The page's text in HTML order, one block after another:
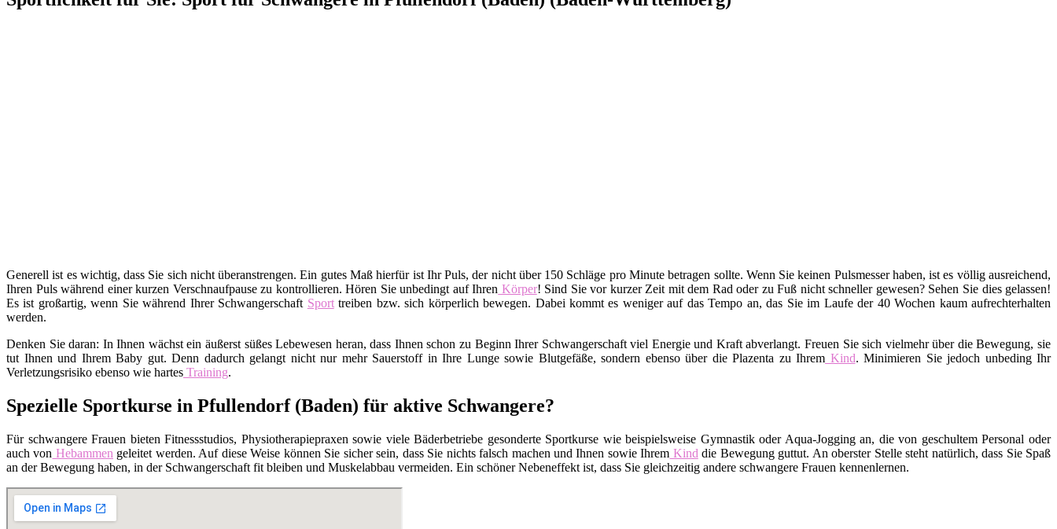
Generell ist es wichtig, dass Sie sich nicht überanstrengen. Ein gutes Maß hierfür ist Ihr Puls, der nicht über 150 Schläge pro Minute betragen sollte. Wenn Sie keinen Pulsmesser haben, ist es völlig ausreichend,
Ihren Puls während einer kurzen Verschnaufpause zu kontrollieren. Hören Sie unbedingt auf Ihren Körper! Sind Sie vor kurzer Zeit mit dem Rad oder zu Fuß nicht schneller gewesen? Sehen Sie dies gelassen!
Es ist großartig, wenn Sie während Ihrer Schwangerschaft Sporttreiben bzw. sich körperlich bewegen. Dabei kommt es weniger auf das Tempo an, das Sie im Laufe der 40 Wochen kaum aufrechterhalten
werden.
Denken Sie daran: In Ihnen wächst ein äußerst süßes Lebewesen heran, dass Ihnen schon zu Beginn Ihrer Schwangerschaft viel Energie und Kraft abverlangt. Freuen Sie sich vielmehr über die Bewegung, sie
tut Ihnen und Ihrem Baby gut. Denn dadurch gelangt nicht nur mehr Sauerstoff in Ihre Lunge sowie Blutgefäße, sondern ebenso über die Plazenta zu Ihrem Kind. Minimieren Sie jedoch unbeding Ihr
Verletzungsrisiko ebenso wie hartes Training.
Spezielle Sportkurse in Pfullendorf (Baden) für aktive Schwangere?
Für schwangere Frauen bieten Fitnessstudios, Physiotherapiepraxen sowie viele Bäderbetriebe gesonderte Sportkurse wie beispielsweise Gymnastik oder Aqua-Jogging an, die von geschultem Personal oder
auch von Hebammen geleitet werden. Auf diese Weise können Sie sicher sein, dass Sie nichts falsch machen und Ihnen sowie Ihrem Kind die Bewegung guttut. An oberster Stelle steht natürlich, dass Sie Spaß
an der Bewegung haben, in der Schwangerschaft fit bleiben und Muskelabbau vermeiden. Ein schöner Nebeneffekt ist, dass Sie gleichzeitig andere schwangere Frauen kennenlernen.